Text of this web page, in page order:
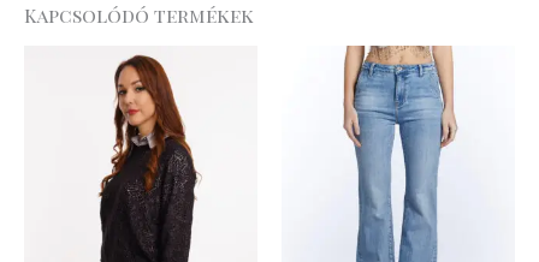
Kapcsolódó termékek
Original
price
was:
31
.990 Ft.